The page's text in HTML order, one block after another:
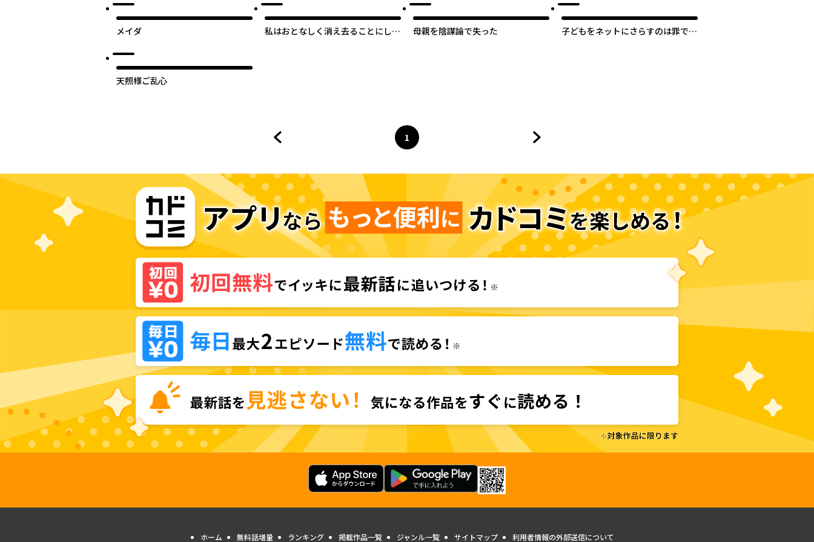
メイダ
私はおとなしく消え去ることにしま
母親を陰謀論で失った
子どもをネットにさらすのは罪です
天照様ご乱心
ページ
1
へ
ホーム 無料話増量 ランキング 掲載作品一覧 ジャンル一覧 サイトマップ 利用者情報の外部送信について